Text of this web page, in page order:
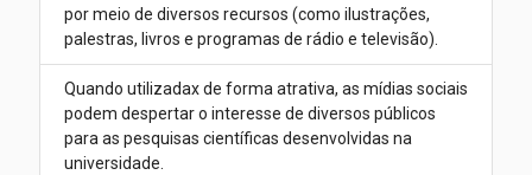
por meio de diversos recursos (como ilustrações,
palestras, livros e programas de rádio e televisão).
Quando utilizadax de forma atrativa, as mídias sociais
podem despertar o interesse de diversos públicos
para as pesquisas científicas desenvolvidas na
universidade.